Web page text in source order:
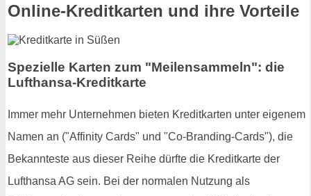
Online-Kreditkarten und ihre Vorteile
Spezielle Karten zum "Meilensammeln": die
Lufthansa-Kreditkarte
Immer mehr Unternehmen bieten Kreditkarten unter eigenem
Namen an ("Affinity Cards" und "Co-Branding-Cards"), die
Bekannteste aus dieser Reihe dürfte die Kreditkarte der
Lufthansa AG sein. Bei der normalen Nutzung als